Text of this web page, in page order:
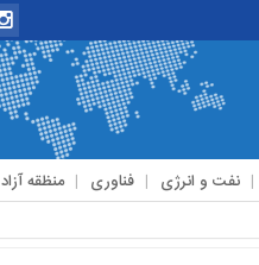
نفت و انرژی فناوری منظقه آزاد